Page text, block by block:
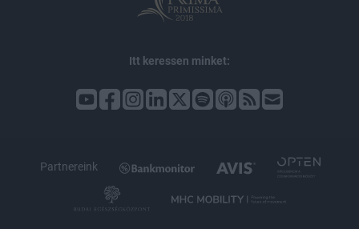
Itt keressen minket:
Partnereink